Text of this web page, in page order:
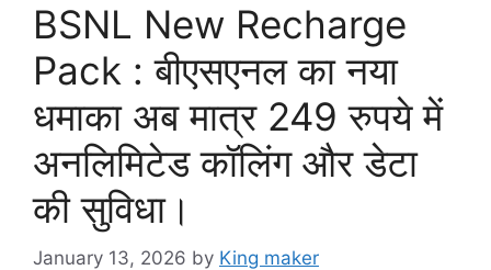
BSNL New Recharge
Pack : बीएसएनल का नया
धमाका अब मात्र 249 रुपये में
अनलिमिटेड कॉलिंग और डेटा
की सुविधा।
January 13, 2026 by King maker